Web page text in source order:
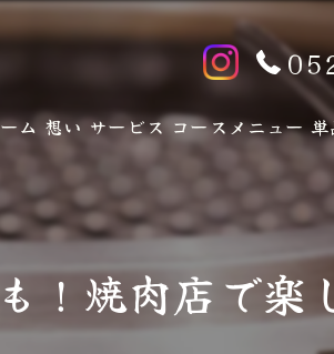
ム 想い サービス コースメニュー
！焼肉店で